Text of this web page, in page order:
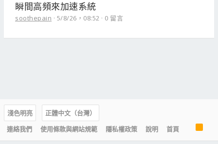
瞬間高頻來加速系統
soothepain 5/8/26，08:52 0 留言
淺色明亮
正體中文（台灣）
連絡我們
使用條款與網站規範 隱私權政策 說明 首頁
R
S
S